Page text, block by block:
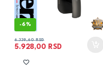
-6%
5.928,00 RSD
6.339,60RSD